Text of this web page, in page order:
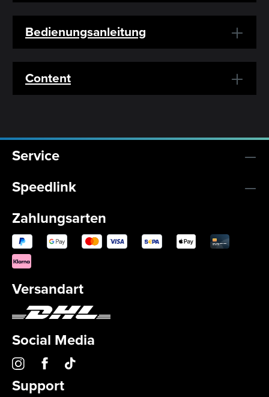
Bedienungsanleitung
Content
Service
Speedlink
Zahlungsarten
Versandart
Social Media
Support